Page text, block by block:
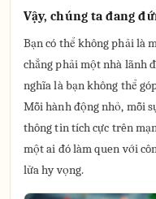
Vậy, chúng ta đang
Bạn có thể không phải là
chẳng phải một nhà lãnh
nghĩa là bạn không thể
Mỗi hành động nhỏ, mỗi
thông tin tích cực trên
một ai đó làm quen với
lửa hy vọng.